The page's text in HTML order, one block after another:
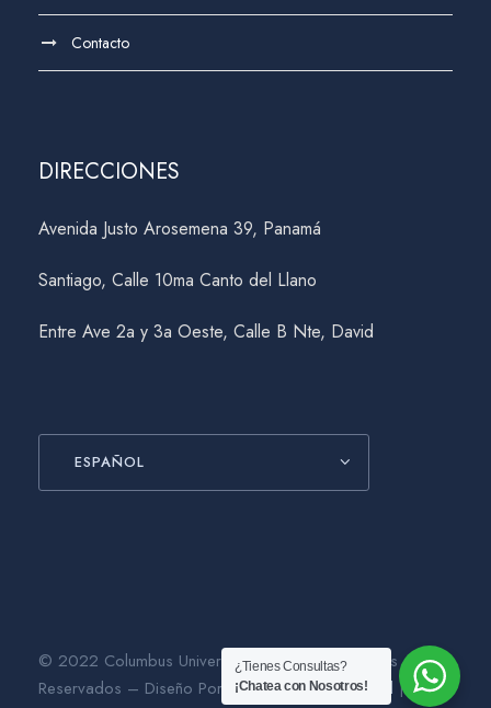
Contacto
DIRECCIONES
Avenida Justo Arosemena 39, Panamá
Santiago, Calle 10ma Canto del Llano
Entre Ave 2a y 3a Oeste, Calle B Nte, David
ESPAÑOL
© 2022 Columbus University. Todos los Derechos
Reservados – Diseño Por Gráfico Agencia Digital |
¿Tienes Consultas?
¡Chatea con Nosotros!